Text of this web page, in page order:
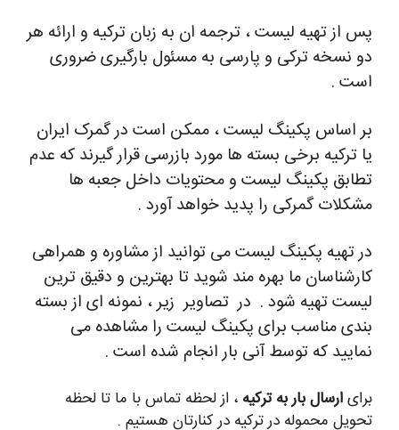
پس از تهیه لیست ، ترجمه ان به زبان ترکیه و ارائه هر
دو نسخه ترکی و پارسی به مسئول بارگیری ضروری
است .
بر اساس پکینگ لیست ، ممکن است در گمرک ایران
یا ترکیه برخی بسته ها مورد بازرسی قرار گیرند که عدم
تطابق پکینگ لیست و محتویات داخل جعبه ها
مشکلات گمرکی را پدید خواهد آورد .
در تهیه پکینگ لیست می توانید از مشاوره و همراهی
کارشناسان ما بهره مند شوید تا بهترین و دقیق ترین
لیست تهیه شود . در تصاویر زیر ، نمونه ای از بسته
بندی مناسب برای پکینگ لیست را مشاهده می
نمایید که توسط آنی بار انجام شده است .
برایارسال بار به ترکیه ، از لحظه تماس با ما تا لحظه
تحویل محموله در ترکیه در کنارتان هستیم .